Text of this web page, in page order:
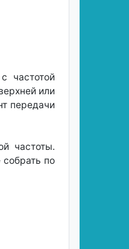
частотой
или
передачи
частоты.
по